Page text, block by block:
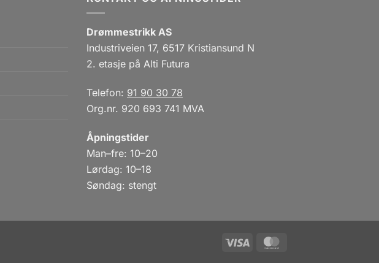
Drømmestrikk AS
Industriveien 17, 6517 Kristiansund N
2. etasje på Alti Futura
Telefon: 91 90 30 78
Org.nr. 920 693 741 MVA
Åpningstider
Man–fre: 10–20
Lørdag: 10–18
Søndag: stengt
Visa